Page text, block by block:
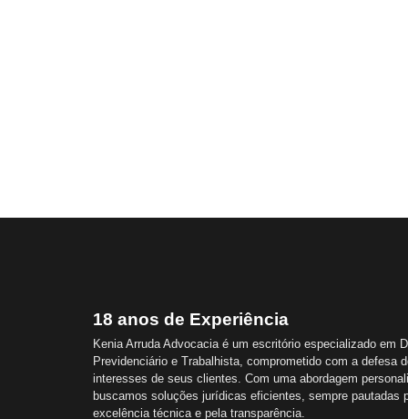
18 anos de Experiência
Kenia Arruda Advocacia é um escritório especializado em
Previdenciário e Trabalhista, comprometido com a defesa
interesses de seus clientes. Com uma abordagem
buscamos soluções jurídicas eficientes, sempre pautadas
excelência técnica e pela transparência.